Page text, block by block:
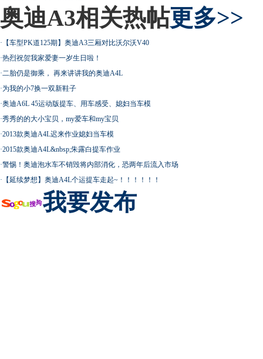
奥迪A3相关热帖更多>>
· 【车型PK道125期】奥迪A3三厢对比沃尔沃V40
·热烈祝贺我家爱妻一岁生日啦！
·二胎仍是御乘， 再来讲讲我的奥迪A4L
·为我的小7换一双新鞋子
·奥迪A6L 45运动版提车、用车感受、媳妇当车模
·秀秀的的大小宝贝，my爱车和my宝贝
·2013款奥迪A4L迟来作业媳妇当车模
·2015款奥迪A4L&nbsp;朱露白提车作业
·警惕！奥迪泡水车不销毁将内部消化，恐两年后流入市场
· 【延续梦想】奥迪A4L个运提车走起~！！！！！！
我要发布